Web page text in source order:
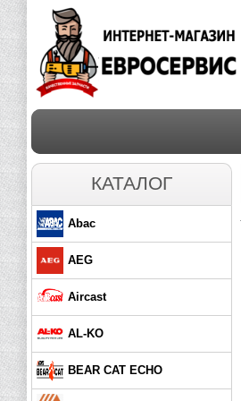
КАТАЛОГ
Abac
AEG
Aircast
AL-KO
BEAR CAT ECHO